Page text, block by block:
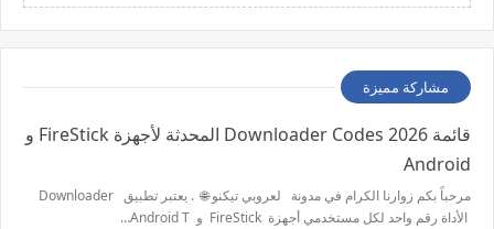
مشاركة مميزة
قائمة 2026 Downloader Codes المحدثة لأجهزة FireStick و
Android
مرحباً بكم زوارنا الكرام في مدونة لعروبي تيكنو 🌐 . يعتبر تطبيق Downloader
الأداة رقم واحد لكل مستخدمي أجهزة FireStick و Android T…